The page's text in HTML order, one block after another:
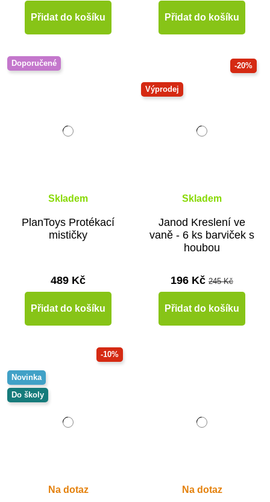
Přidat do košíku Přidat do košíku
Doporučené
Skladem
PlanToys Protékací
mističky
489 Kč
Přidat do košíku
-20%
Výprodej
Skladem
Janod Kreslení ve
vaně - 6 ks barviček s
houbou
196 Kč 245 Kč
Přidat do košíku
-10%
Novinka
Do školy
Na dotaz Na dotaz